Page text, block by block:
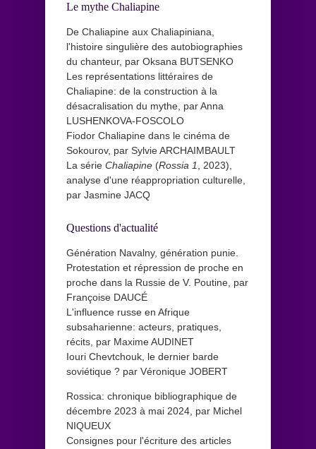
Le mythe Chaliapine
De Chaliapine aux Chaliapiniana,
l'histoire singulière des autobiographies
du chanteur, par Oksana BUTSENKO
Les représentations littéraires de
Chaliapine: de la construction à la
désacralisation du mythe, par Anna
LUSHENKOVA-FOSCOLO
Fiodor Chaliapine dans le cinéma de
Sokourov, par Sylvie ARCHAIMBAULT
La série Chaliapine (Rossia 1
, 2023),
analyse d'une réappropriation culturelle,
par Jasmine JACQ
Questions d'actualité
Génération Navalny, génération punie.
Protestation et répression de proche en
proche dans la Russie de V. Poutine, par
Françoise DAUCÉ
L'influence russe en Afrique
subsaharienne: acteurs, pratiques,
récits, par Maxime AUDINET
Iouri Chevtchouk, le dernier barde
soviétique ? par Véronique JOBERT
Rossica: chronique bibliographique de
décembre 2023 à mai 2024, par Michel
NIQUEUX
Consignes pour l'écriture des articles